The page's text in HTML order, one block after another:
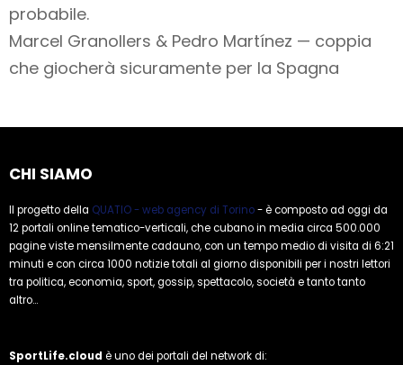
probabile.
Marcel Granollers & Pedro Martínez — coppia
che giocherà sicuramente per la Spagna
CHI SIAMO
Il progetto della QUATIO - web agency di Torino- è composto ad oggi da
12 portali online tematico-verticali, che cubano in media circa 500.000
pagine viste mensilmente cadauno, con un tempo medio di visita di 6:21
minuti e con circa 1000 notizie totali al giorno disponibili per i nostri lettori
tra politica, economia, sport, gossip, spettacolo, società e tanto tanto
altro...
SportLife.cloud è uno dei portali del network di: